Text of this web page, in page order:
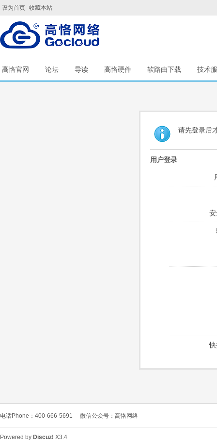
设为首页 收藏本站
高恪官网 论坛 导读 高恪硬件 软路由下载 技术
请先登录后
用户登录
电话Phone：400-666-5691 微信公众号：高恪网络
Powered by Discuz! X3.4